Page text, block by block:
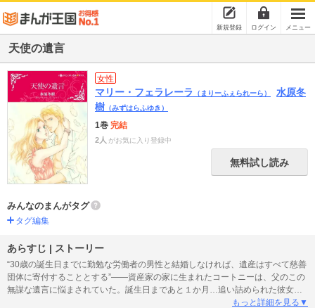
新規登録 ログイン メニュー
天使の遺言
女性
マリー・フェラレーラ （まりーふぇられーら）
水原冬
樹 （みずはらふゆき）
1巻 完結
2人 がお気に入り登録中
無料試し読み
みんなのまんがタグ
タグ編集
あらすじ | ストーリー
“30歳の誕生日までに勤勉な労働者の男性と結婚しなければ、遺産はすべて慈善
団体に寄付することとする”――資産家の家に生まれたコートニーは、父のこの
無謀な遺言に悩まされていた。誕生日まであと１か月…追い詰められた彼女
は、ゲストハウスの改修に来ていたたくましい男性ジョンに声をかける。「結
もっと詳細を見る▼